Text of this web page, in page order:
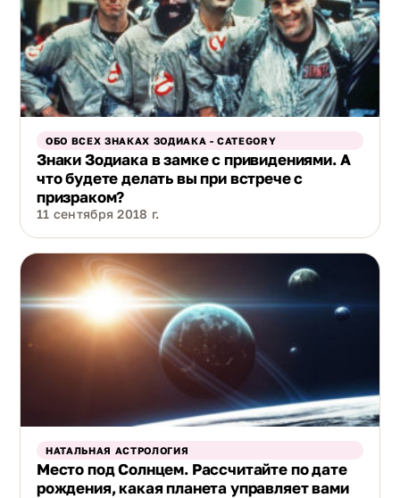
ОБО ВСЕХ ЗНАКАХ ЗОДИАКА - CATEGORY
Знаки Зодиака в замке с привидениями. А
что будете делать вы при встрече с
призраком?
11 сентября 2018 г.
НАТАЛЬНАЯ АСТРОЛОГИЯ
Место под Солнцем. Рассчитайте по дате
рождения, какая планета управляет вами